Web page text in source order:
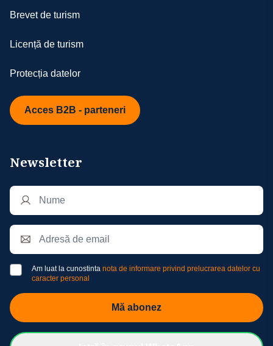
Brevet de turism
Licență de turism
Protecția datelor
Acces B2B - parteneri
Newsletter
Am luat la cunostinta nota de informare privind prelucrarea datelor cu
caracter personal
Mă abonez